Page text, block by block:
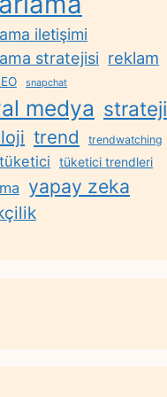
iletişimi
stratejisi reklam
snapchat
medya strateji
trend trendwatching
tüketici tüketici trendleri
yapay zeka